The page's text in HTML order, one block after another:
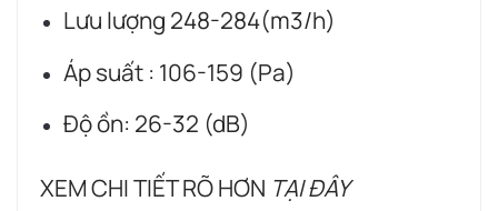
Lưu lượng 248-284(m3/h)
Áp suất : 106-159 (Pa)
Độ ồn: 26-32 (dB)
XEM CHI TIẾT RÕ HƠN TẠI ĐÂY